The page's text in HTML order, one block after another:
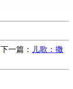
下一篇：
儿歌：撒